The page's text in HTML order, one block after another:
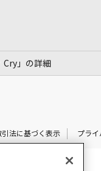
Cry」の詳細
引法に基づく表示
プライ